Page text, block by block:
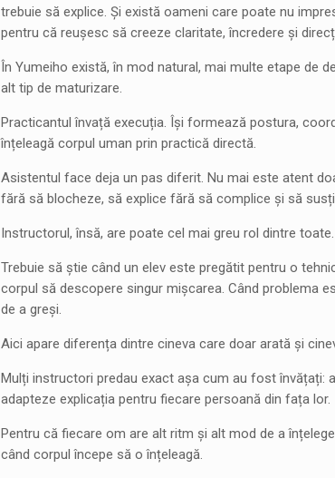
trebuie să explice. Și există oameni care poate nu
pentru că reușesc să creeze claritate, încredere și
În Yumeiho există, în mod natural, mai multe etape de
alt tip de maturizare.
Practicantul învață execuția. Își formează postura,
înțeleagă corpul uman prin practică directă.
Asistentul face deja un pas diferit. Nu mai este atent
fără să blocheze, să explice fără să complice și să
Instructorul, însă, are poate cel mai greu rol dintre
Trebuie să știe când un elev este pregătit pentru o
corpul să descopere singur mișcarea. Când problema
de a greși.
Aici apare diferența dintre cineva care doar arată și
Mulți instructori predau exact așa cum au fost învățați:
adapteze explicația pentru fiecare persoană din fața lor.
Pentru că fiecare om are alt ritm și alt mod de a
când corpul începe să o înțeleagă.